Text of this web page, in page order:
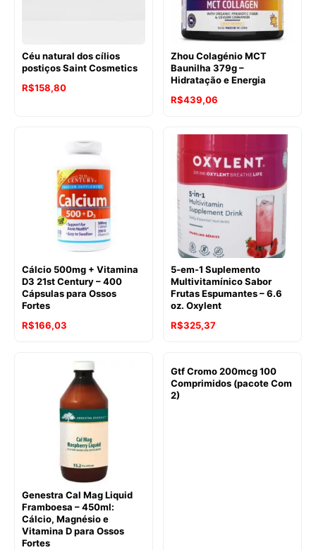
Céu natural dos cílios
postiços Saint Cosmetics
O
R$158,80O
Zhou Colagénio MCT
Baunilha 379g –
Hidratação e Energia
R$439,06
Cálcio 500mg + Vitamina
D3 21st Century – 400
Cápsulas para Ossos
Fortes
R$166,03
5-em-1 Suplemento
Multivitamínico Sabor
Frutas Espumantes – 6.6
oz. Oxylent
R$325,37
Genestra Cal Mag Liquid
Framboesa – 450ml:
Cálcio, Magnésio e
Vitamina D para Ossos
Fortes
Gtf Cromo 200mcg 100
Comprimidos (pacote Com
2)